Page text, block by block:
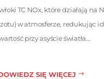
TC NOx, które działają na
w atmosferze, redukując
przy asyście światła…
SIĘ WIĘCEJ